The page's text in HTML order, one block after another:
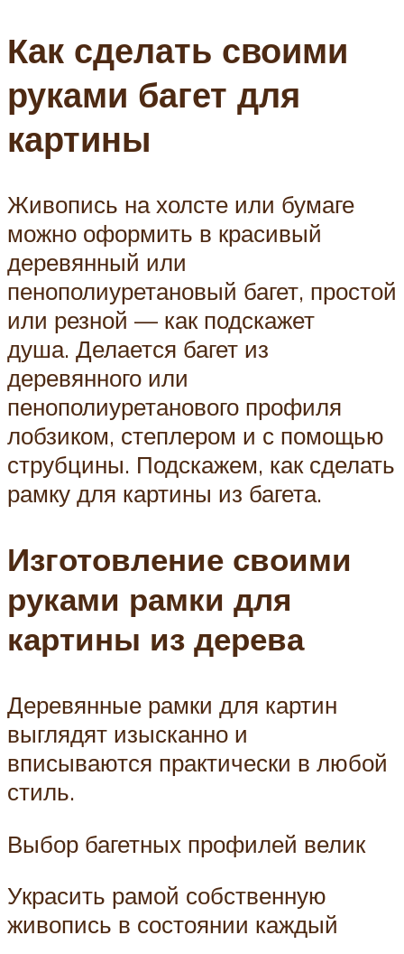
Как сделать своими
руками багет для
картины
Живопись на холсте или бумаге
можно оформить в красивый
деревянный или
пенополиуретановый багет, простой
или резной — как подскажет
душа. Делается багет из
деревянного или
пенополиуретанового профиля
лобзиком, степлером и с помощью
струбцины. Подскажем, как сделать
рамку для картины из багета.
Изготовление своими
руками рамки для
картины из дерева
Деревянные рамки для картин
выглядят изысканно и
вписываются практически в любой
стиль.
Выбор багетных профилей велик
Украсить рамой собственную
живопись в состоянии каждый